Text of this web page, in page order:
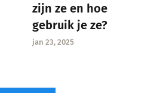
zijn ze en hoe
gebruik je ze?
jan 23, 2025